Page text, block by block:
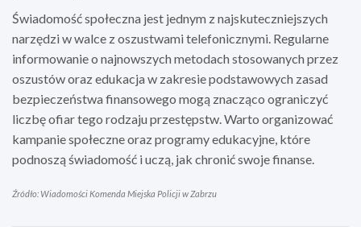
Świadomość społeczna jest jednym z najskuteczniejszych
narzędzi w walce z oszustwami telefonicznymi. Regularne
informowanie o najnowszych metodach stosowanych przez
oszustów oraz edukacja w zakresie podstawowych zasad
bezpieczeństwa finansowego mogą znacząco ograniczyć
liczbę ofiar tego rodzaju przestępstw. Warto organizować
kampanie społeczne oraz programy edukacyjne, które
podnoszą świadomość i uczą, jak chronić swoje finanse.
Źródło: Wiadomości Komenda Miejska Policji w Zabrzu